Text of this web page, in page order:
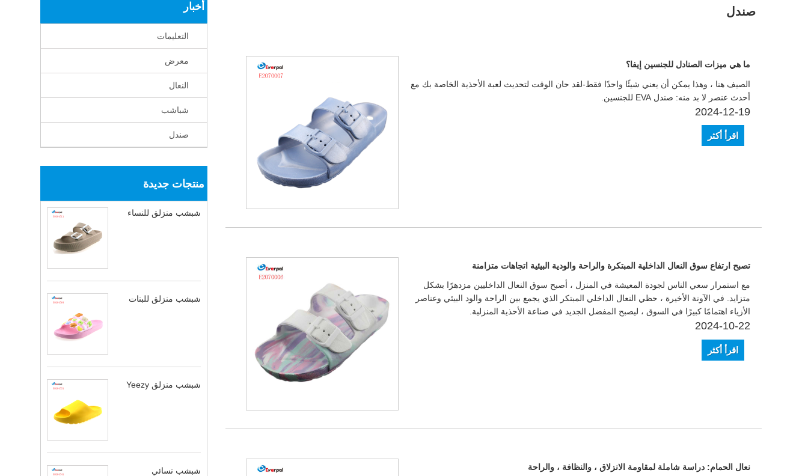
أخبار
التعليمات
معرض
النعال
شباشب
صندل
منتجات جديدة
شبشب منزلق للنساء
شبشب منزلق للبنات
شبشب منزلق Yeezy
شبشب نسائي
صندل
ما هي ميزات الصنادل للجنسين إيفا؟
الصيف هنا ، وهذا يمكن أن يعني شيئًا واحدًا فقط-لقد حان الوقت لتحديث لعبة الأحذية الخاصة بك مع
أحدث عنصر لا بد منه: صندل EVA للجنسين.
2024-12-19
اقرأ أكثر
تصبح ارتفاع سوق النعال الداخلية المبتكرة والراحة والودية البيئية اتجاهات متزامنة
مع استمرار سعي الناس لجودة المعيشة في المنزل ، أصبح سوق النعال الداخليين مزدهرًا بشكل
متزايد. في الآونة الأخيرة ، حظي النعال الداخلي المبتكر الذي يجمع بين الراحة والود البيئي وعناصر
الأزياء اهتمامًا كبيرًا في السوق ، ليصبح المفضل الجديد في صناعة الأحذية المنزلية.
2024-10-22
اقرأ أكثر
نعال الحمام: دراسة شاملة لمقاومة الانزلاق ، والنظافة ، والراحة